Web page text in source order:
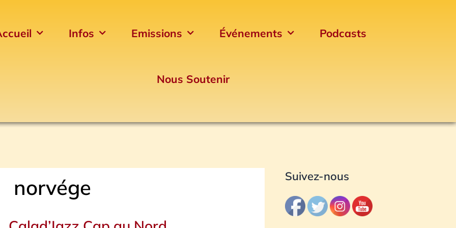
Infos Emissions Événements Podcasts
Nous Soutenir
norvége Suivez-nous
Archives